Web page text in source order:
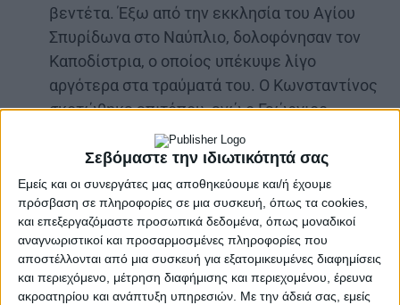
Σεβόμαστε την ιδιωτικότητά σας
Εμείς και οι συνεργάτες μας αποθηκεύουμε και/ή έχουμε
πρόσβαση σε πληροφορίες σε μια συσκευή, όπως τα cookies,
και επεξεργαζόμαστε προσωπικά δεδομένα, όπως μοναδικοί
αναγνωριστικοί και προσαρμοσμένες πληροφορίες που
αποστέλλονται από μια συσκευή για εξατομικευμένες διαφημίσεις
και περιεχόμενο, μέτρηση διαφήμισης και περιεχομένου, έρευνα
ακροατηρίου και ανάπτυξη υπηρεσιών. Με την άδειά σας, εμείς
βεντέτα. Έξω από την εκκλησία του Αγίου
Σπυρίδωνα στο Ναύπλιο, δολοφόνησαν τον
Καποδίστρια, ο οποίος υπέκυψε λίγο
αργότερα στα τραύματά του. Ο Κωνσταντίνος
σκοτώθηκε επιτόπου, ενώ ο Γεώργιος
κατέφυγε στη γαλλική πρεσβεία, παραδόθηκε
υπό την πίεση του πλήθους και εκτελέστηκε.
Η είδηση συγκλόνισε τον γεωργικό πληθυσμό,
ενώ σε περιοχές όπως η Ύδρα προκάλεσε
αντίθετες αντιδράσεις, ακόμη και
πανηγυρισμούς. Πολλοί ιστορικοί
υποστηρίζουν ότι πίσω από τη δολοφονία